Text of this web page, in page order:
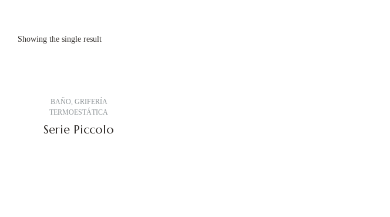
Showing the single result
BAÑO, GRIFERÍA
TERMOESTÁTICA
Serie Piccolo